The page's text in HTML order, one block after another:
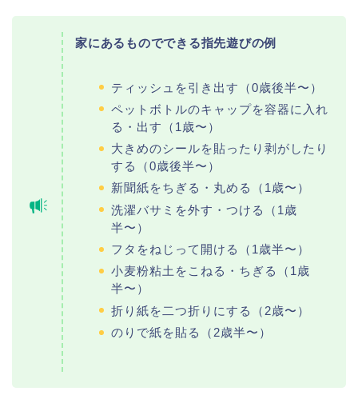
家にあるものでできる指先遊びの例
ティッシュを引き出す（0歳後半〜）
ペットボトルのキャップを容器に入れ
る・出す（1歳〜）
大きめのシールを貼ったり剥がしたり
する（0歳後半〜）
新聞紙をちぎる・丸める（1歳〜）
洗濯バサミを外す・つける（1歳
半〜）
フタをねじって開ける（1歳半〜）
小麦粉粘土をこねる・ちぎる（1歳
半〜）
折り紙を二つ折りにする（2歳〜）
のりで紙を貼る（2歳半〜）